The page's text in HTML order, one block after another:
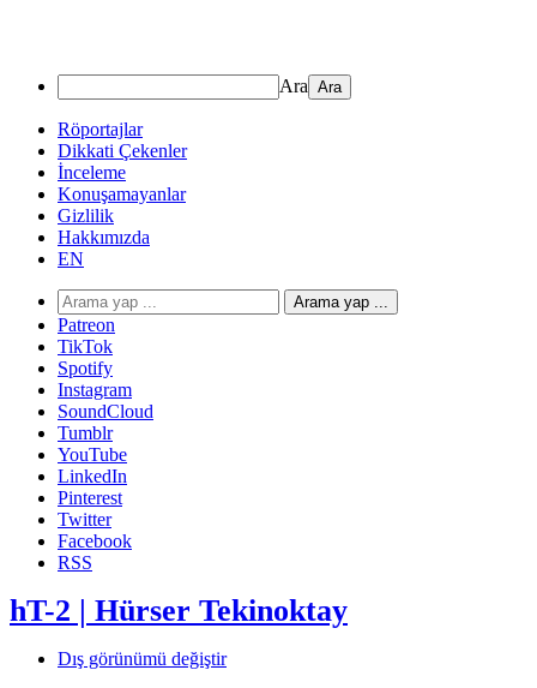
Ara
Röportajlar
Dikkati Çekenler
İnceleme
Konuşamayanlar
Gizlilik
Hakkımızda
EN
Arama yap ...
Patreon
TikTok
Spotify
Instagram
SoundCloud
Tumblr
YouTube
LinkedIn
Pinterest
Twitter
Facebook
RSS
hT-2 | Hürser Tekinoktay
Dış görünümü değiştir